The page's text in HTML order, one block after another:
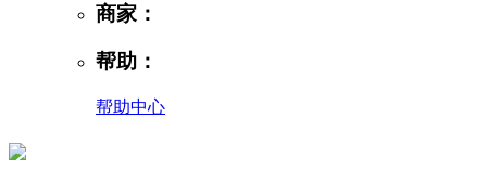
商家：
帮助：
帮助中心